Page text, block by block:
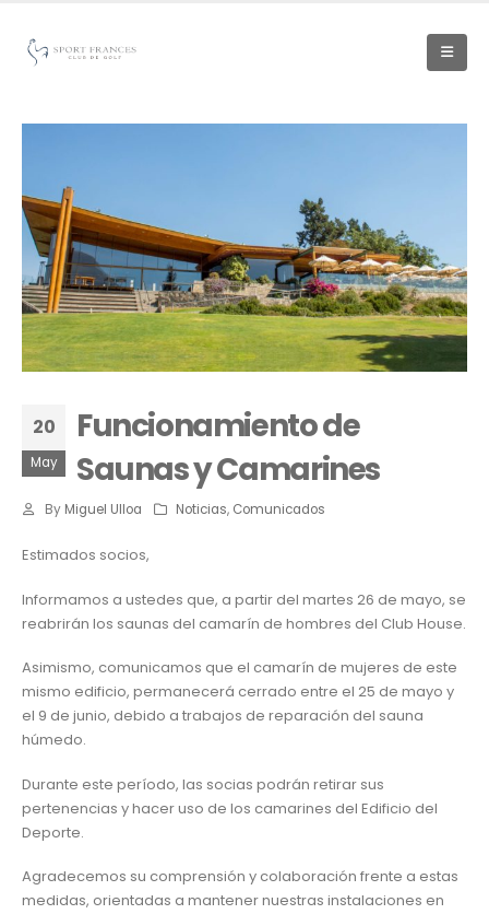
20
May
Funcionamiento de
Saunas y Camarines
By Miguel Ulloa Noticias, Comunicados
Estimados socios,
Informamos a ustedes que, a partir del martes 26 de mayo, se
reabrirán los saunas del camarín de hombres del Club House.
Asimismo, comunicamos que el camarín de mujeres de este
mismo edificio, permanecerá cerrado entre el 25 de mayo y
el 9 de junio, debido a trabajos de reparación del sauna
húmedo.
Durante este período, las socias podrán retirar sus
pertenencias y hacer uso de los camarines del Edificio del
Deporte.
Agradecemos su comprensión y colaboración frente a estas
medidas, orientadas a mantener nuestras instalaciones en